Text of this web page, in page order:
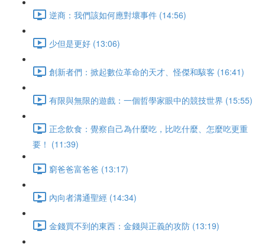
逆商：我們該如何應對壞事件 (14:56)
少但是更好 (13:06)
創新者們：掀起數位革命的天才、怪傑和駭客 (16:41)
有限與無限的遊戲：一個哲學家眼中的競技世界 (15:55)
正念飲食：覺察自己為什麼吃，比吃什麼、怎麼吃更重
要！ (11:39)
窮爸爸富爸爸 (13:17)
內向者溝通聖經 (14:34)
金錢買不到的東西：金錢與正義的攻防 (13:19)